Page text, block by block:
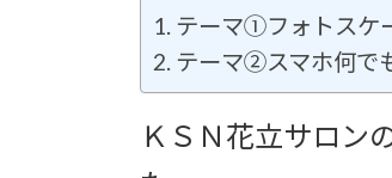
時
テーマ①フォトスケ
テーマ②スマホ何で
ＫＳＮ花立サロン